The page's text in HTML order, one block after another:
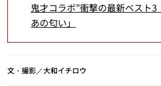
鬼才コラボ”衝撃の最新ベスト
あの匂い」
文・撮影／大和イチロウ